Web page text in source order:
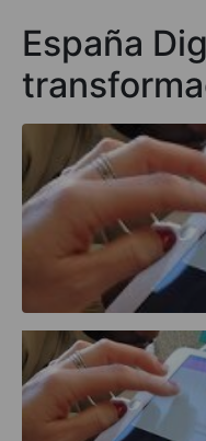
España